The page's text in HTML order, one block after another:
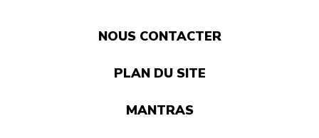
NOUS CONTACTER
PLAN DU SITE
MANTRAS